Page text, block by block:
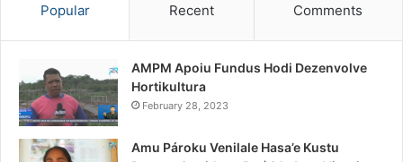
Popular Recent Comments
AMPM Apoiu Fundus Hodi Dezenvolve
Hortikultura
February 28, 2023
Amu Pároku Venilale Hasa’e Kustu